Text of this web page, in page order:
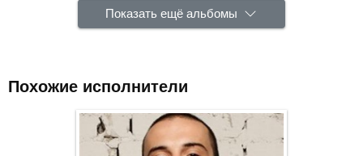
Показать ещё альбомы
Похожие исполнители